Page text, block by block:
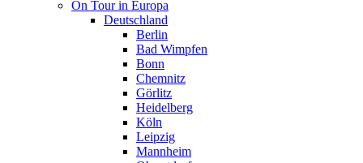
On Tour in Europa
Deutschland
Berlin
Bad Wimpfen
Bonn
Chemnitz
Görlitz
Heidelberg
Köln
Leipzig
Mannheim